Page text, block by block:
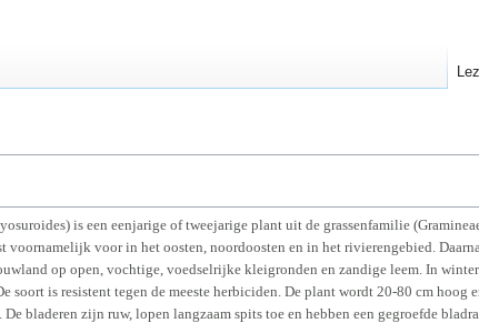
is een eenjarige of tweejarige plant uit de grassenfamilie
voornamelijk voor in het oosten, noordoosten en in het rivierengebied.
op open, vochtige, voedselrijke kleigronden en zandige leem. In
soort is resistent tegen de meeste herbiciden. De plant wordt 20-80 cm
De bladeren zijn ruw, lopen langzaam spits toe en hebben een gegroefde